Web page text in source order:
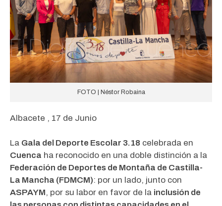
FOTO | Néstor Robaina
Albacete , 17 de Junio
La Gala del Deporte Escolar 3.18 celebrada en
Cuenca ha reconocido en una doble distinción a la
Federación de Deportes de Montaña de Castilla-
La Mancha (FDMCM): por un lado, junto con
ASPAYM, por su labor en favor de la inclusión de